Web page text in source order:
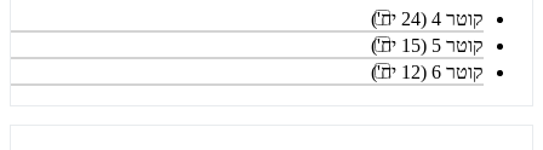
קוטר 4 (24 יח')
קוטר 5 (15 יח')
קוטר 6 (12 יח')